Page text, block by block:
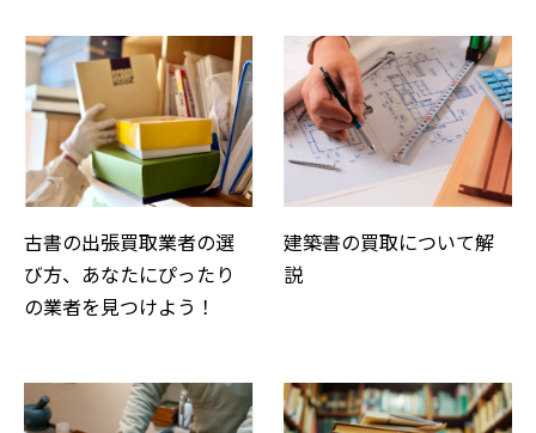
古書の出張買取業者の選
び方、あなたにぴったり
の業者を見つけよう！
建築書の買取について解
説